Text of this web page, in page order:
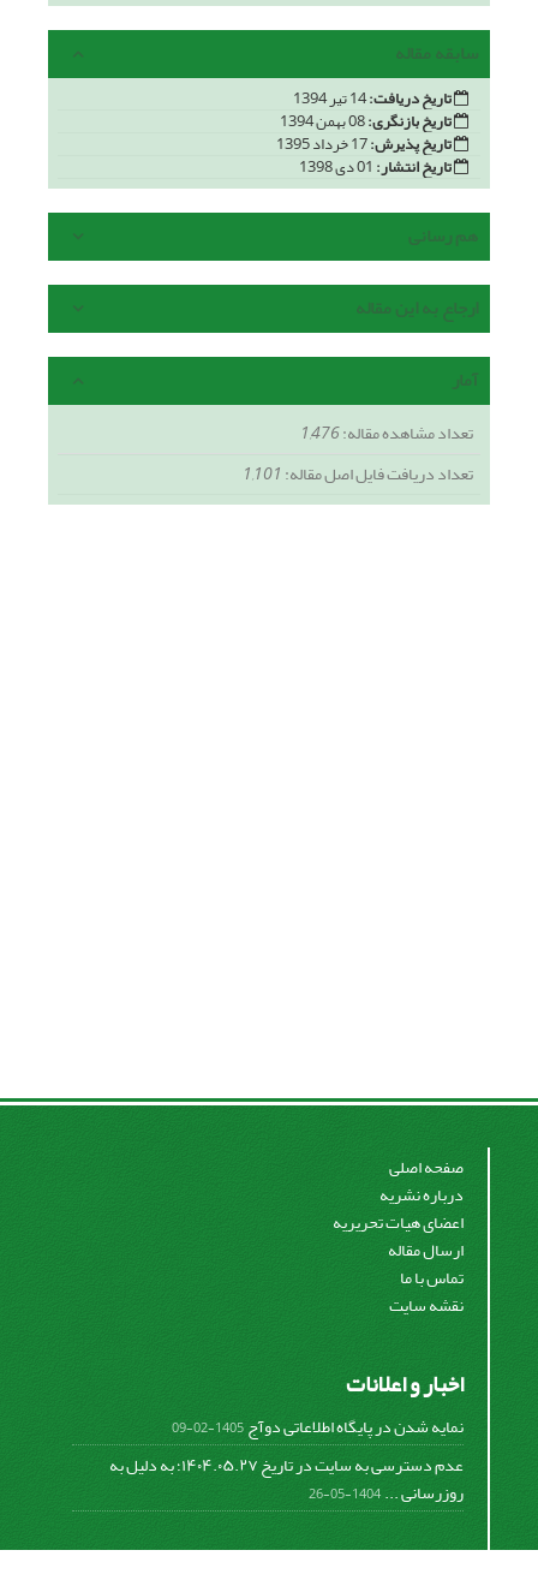
سابقه مقاله
تاریخ دریافت:14 تیر 1394
تاریخ بازنگری:
تاریخ پذیرش:
تاریخ انتشار:
هم رسانی
ارجاع به این مقاله
آمار
تعداد مشاهده مقاله:1,476
تعداد دریافت فایل اصل مقاله:1,101
صفحه اصلی
درباره نشریه
اعضای هیات تحریریه
ارسال مقاله
تماس با ما
نقشه سایت
اخبار و اعلانات
نمایه شدن در پایگاه اطلاعاتی دوآج1405-02-09
عدم دسترسی به سایت در تاریخ ۱۴۰۴.۰۵.۲۷؛ به دلیل به
روزرسانی ...1404-05-26